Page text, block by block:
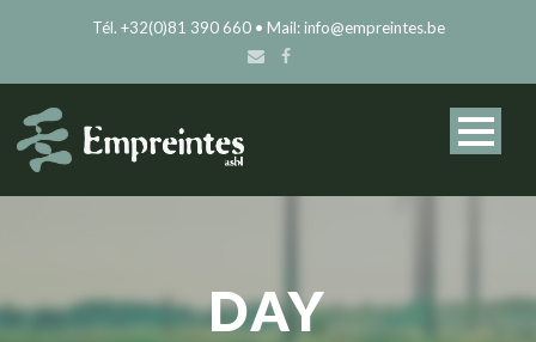
Tél. +32(0)81 390 660 • Mail: info@empreintes.be
DAY